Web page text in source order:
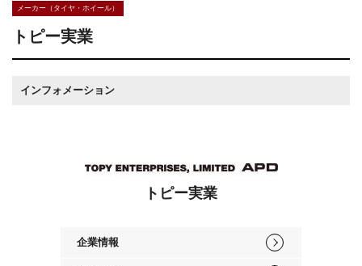
メーカー（タイヤ・ホイール）
トピー実業
インフォメーション
トピー実業
企業情報